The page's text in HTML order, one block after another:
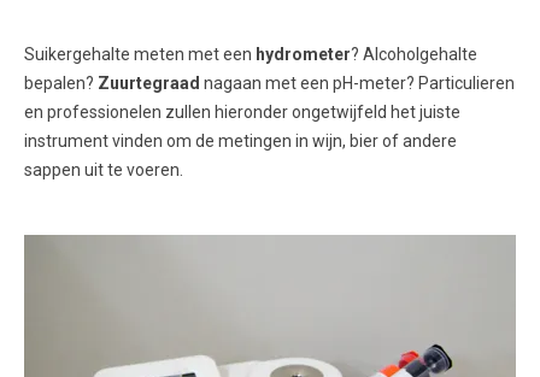
Suikergehalte meten met een hydrometer? Alcoholgehalte
bepalen? Zuurtegraad nagaan met een pH-meter? Particulieren
en professionelen zullen hieronder ongetwijfeld het juiste
instrument vinden om de metingen in wijn, bier of andere
sappen uit te voeren.